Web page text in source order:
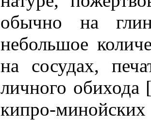
обычно на
небольшое
на сосудах,
личного обихода
кипро-